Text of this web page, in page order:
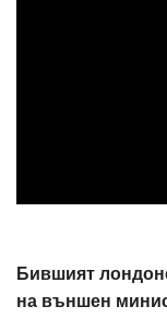
Бившият
на външен